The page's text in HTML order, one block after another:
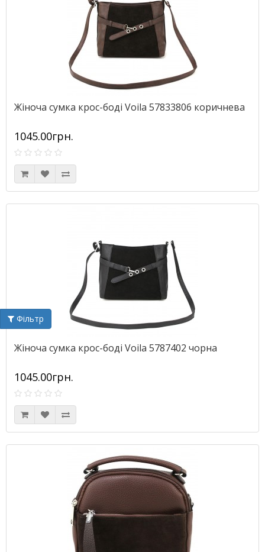
Жіноча сумка крос-боді Voila 57833806 коричнева
1045.00грн.
Жіноча сумка крос-боді Voila 5787402 чорна
1045.00грн.
Фільтр